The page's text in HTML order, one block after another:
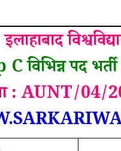
इलाहाबाद
विभिन्न पद
: AUNT/04/